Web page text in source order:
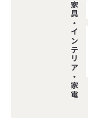
家具・インテリア・家電